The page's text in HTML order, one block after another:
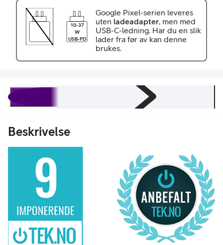
10-37
W
USB-PD
Google Pixel-serien leveres
uten ladeadapter, men med
USB-C-ledning. Har du en slik
lader fra før av kan denne
brukes.
Energimerking
Beskrivelse